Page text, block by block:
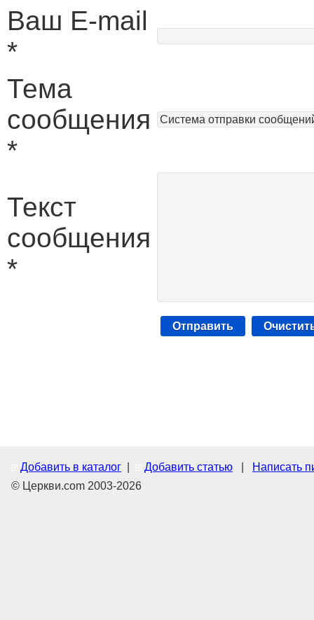
Ваш E-mail
*
Тема
сообщения
*
Текст
сообщения
*
Добавить в каталог Добавить статью
Написать
© Церкви.com 2003-2026